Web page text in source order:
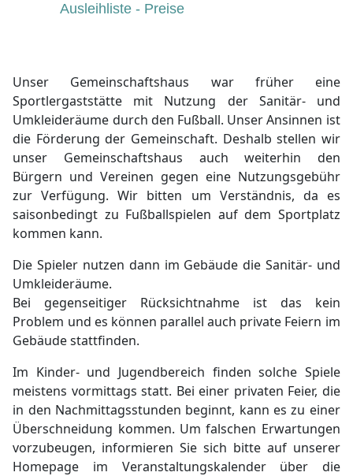
Ausleihliste - Preise
Unser Gemeinschaftshaus war früher eine
Sportlergaststätte mit Nutzung der Sanitär- und
Umkleideräume durch den Fußball. Unser Ansinnen ist
die Förderung der Gemeinschaft. Deshalb stellen wir
unser Gemeinschaftshaus auch weiterhin den
Bürgern und Vereinen gegen eine Nutzungsgebühr
zur Verfügung. Wir bitten um Verständnis, da es
saisonbedingt zu Fußballspielen auf dem Sportplatz
kommen kann.
Die Spieler nutzen dann im Gebäude die Sanitär- und
Umkleideräume.
Bei gegenseitiger Rücksichtnahme ist das kein
Problem und es können parallel auch private Feiern im
Gebäude stattfinden.
Im Kinder- und Jugendbereich finden solche Spiele
meistens vormittags statt. Bei einer privaten Feier, die
in den Nachmittagsstunden beginnt, kann es zu einer
Überschneidung kommen. Um falschen Erwartungen
vorzubeugen, informieren Sie sich bitte auf unserer
Homepage im Veranstaltungskalender über die